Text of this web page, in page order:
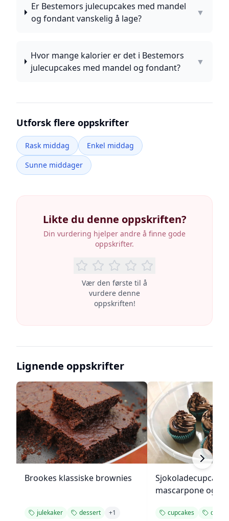
Er Bestemors julecupcakes med mandel
og fondant vanskelig å lage?
▼
Hvor mange kalorier er det i Bestemors
julecupcakes med mandel og fondant?
▼
Utforsk flere oppskrifter
Rask middag
Enkel middag
Sunne middager
Likte du denne oppskriften?
Din vurdering hjelper andre å finne gode
oppskrifter.
Vær den første til å
vurdere denne
oppskriften!
Lignende oppskrifter
Brookes klassiske brownies
julekaker dessert +1
mascarpone og
cupcakes